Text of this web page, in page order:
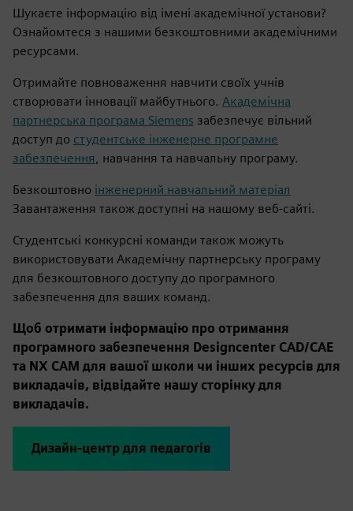
Шукаєте інформацію від імені академічної установи?
Ознайомтеся з нашими безкоштовними академічними
ресурсами.
Отримайте повноваження навчити своїх учнів
створювати інновації майбутнього. Академічна
партнерська програма Siemens забезпечує вільний
доступ до студентське інженерне програмне
забезпечення
, навчання та навчальну програму.
Безкоштовно інженерний навчальний матеріал
Завантаження також доступні на нашому веб-сайті.
Студентські конкурсні команди також можуть
використовувати Академічну партнерську програму
для безкоштовного доступу до програмного
забезпечення для ваших команд.
Щоб отримати інформацію про отримання
програмного забезпечення Designcenter CAD/CAE
та NX CAM для вашої школи чи інших ресурсів для
викладачів, відвідайте нашу сторінку для
викладачів.
Дизайн-центр для педагогів